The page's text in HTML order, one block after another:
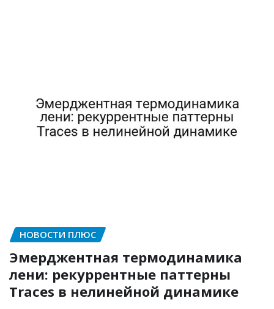
НОВОСТИ ПЛЮС
Эмерджентная термодинамика
лени: рекуррентные паттерны
Traces в нелинейной динамике